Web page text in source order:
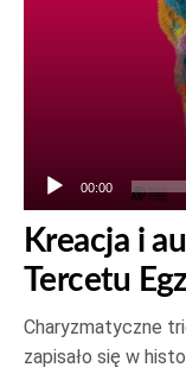
00:00
Kreacja i
Tercetu
Charyzmatyczne
zapisało się w